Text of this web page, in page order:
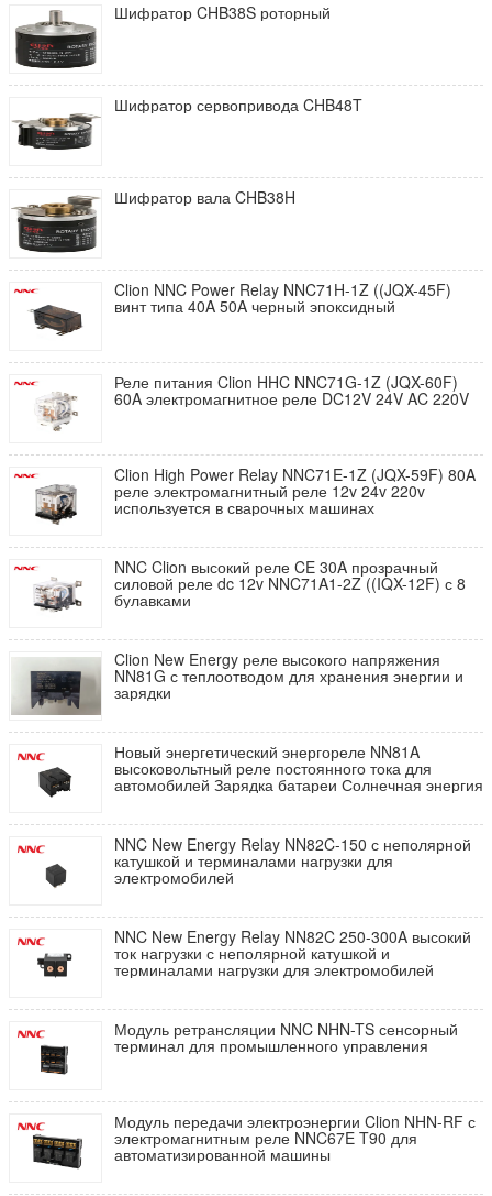
Шифратор CHB38S роторный
Шифратор сервопривода CHB48T
Шифратор вала CHB38H
Clion NNC Power Relay NNC71H-1Z ((JQX-45F)
винт типа 40A 50A черный эпоксидный
Реле питания Clion HHC NNC71G-1Z (JQX-60F)
60A электромагнитное реле DC12V 24V AC 220V
Clion High Power Relay NNC71E-1Z (JQX-59F) 80A
реле электромагнитный реле 12v 24v 220v
используется в сварочных машинах
NNC Clion высокий реле CE 30A прозрачный
силовой реле dc 12v NNC71A1-2Z ((IQX-12F) с 8
булавками
Clion New Energy реле высокого напряжения
NN81G с теплоотводом для хранения энергии и
зарядки
Новый энергетический энергореле NN81A
высоковольтный реле постоянного тока для
автомобилей Зарядка батареи Солнечная энергия
NNC New Energy Relay NN82C-150 с неполярной
катушкой и терминалами нагрузки для
электромобилей
NNC New Energy Relay NN82C 250-300A высокий
ток нагрузки с неполярной катушкой и
терминалами нагрузки для электромобилей
Модуль ретрансляции NNC NHN-TS сенсорный
терминал для промышленного управления
Модуль передачи электроэнергии Clion NHN-RF с
электромагнитным реле NNC67E T90 для
автоматизированной машины